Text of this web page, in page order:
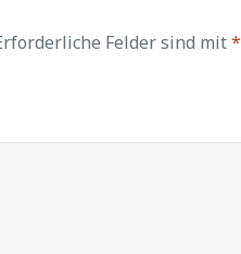
Felder sind mit*